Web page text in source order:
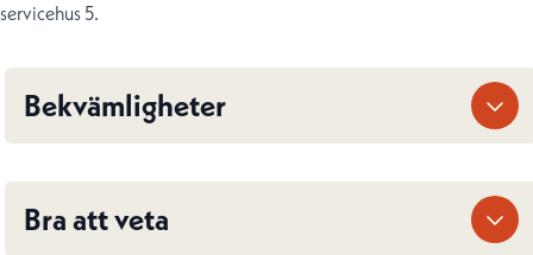
servicehus 5.
Bekvämligheter
Bra att veta